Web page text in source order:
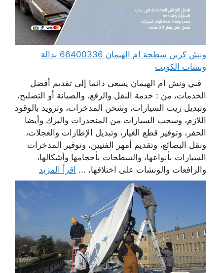
ونش كرين سطحة ام الهيمان 66400336 بدالة
ونشات الكويت
فني ونش ام الهيمان يسعى دائما إلى تقديم أفضل
الخدمات، من : خدمة النقل والرفع، والصيانة أو التصليح،
وتبديل زيت السيارات، وشحن المدخرات، وتزويد بالوقود
اللازم، وسحب السيارات من المنحدرات والبرك وأيضا
الحفر، وتوفير قطع الغيار، وتبديل الإطارات والعجلات،
ونقل البضائع، وتقديم أمهر الفنيين، وتوفير المدخرات
السيارات بأنواعها، والسطحات بأحجامها وأشكالها،
والرافعات والونشات على اختلافها، ... اقرأ المزيد